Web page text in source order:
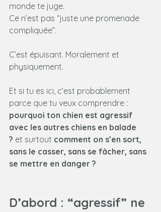
monde te juge.
Ce n’est pas “juste une promenade
compliquée”.
C’est épuisant. Moralement et
physiquement.
Et si tu es ici, c’est probablement
parce que tu veux comprendre :
pourquoi ton chien est agressif
avec les autres chiens en balade
? et surtout comment on s’en sort,
sans le casser, sans se fâcher, sans
se mettre en danger ?
D’abord : “agressif” ne